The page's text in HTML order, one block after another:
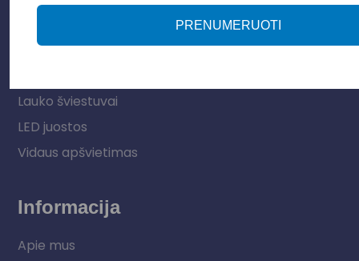
Parduotuvė
Apšvietimo sistemos
Lauko šviestuvai
LED juostos
Vidaus apšvietimas
Informacija
Apie mus
PRENUMERUOTI